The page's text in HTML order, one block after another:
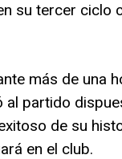
su tercer ciclo
más de una
partido
de su
en el club.